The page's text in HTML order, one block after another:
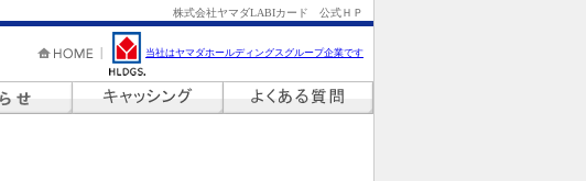
株式会社ヤマダLABIカード 公式ＨＰ
当社はヤマダホールディングスグループ企業です